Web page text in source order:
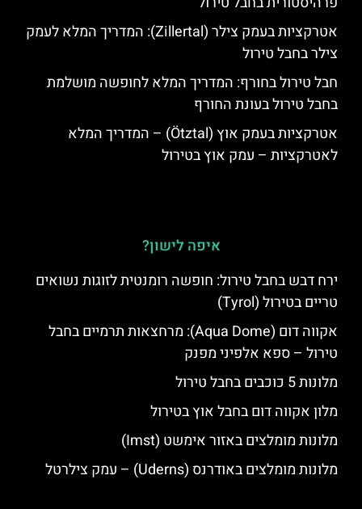
אטרקציות בעמק צילר (Zillertal): המדריך המלא לעמק
צילר בחבל טירול
חבל טירול בחורף: המדריך המלא לחופשה מושלמת
בחבל טירול בעונת החורף
אטרקציות בעמק אוץ (Ötztal) – המדריך המלא
לאטרקציות – עמק אוץ בטירול
איפה לישון?
ירח דבש בחבל טירול: חופשה רומנטית לזוגות נשואים
טריים בטירול (Tyrol)
אקווה דום (Aqua Dome): מרחצאות תרמיים בחבל
טירול – ספא אלפיני מפנק
מלונות 5 כוכבים בחבל טירול
מלון אקווה דום בחבל אוץ בטירול
מלונות מומלצים באזור אימשט (Imst)
מלונות מומלצים באודרנס (Uderns) – עמק צילרטל